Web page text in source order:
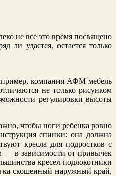
не все это время посвящено
ли удастся, остается только
компания АФМ мебель
не только рисунком
регулировки высоты
чтобы ноги ребенка ровно
спинки: она должна
кресла для подростков с
— в зависимости от привычек
кресел подлокотники
скошенный наружный край,